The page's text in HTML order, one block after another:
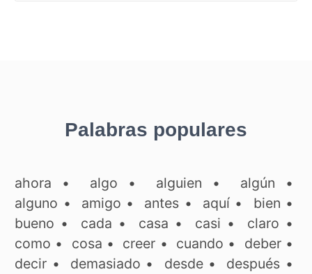
Palabras populares
ahora • algo • alguien • algún •
alguno • amigo • antes • aquí• bien •
bueno • cada • casa • casi • claro •
como • cosa • creer • cuando • deber•
decir • demasiado • desde• después •